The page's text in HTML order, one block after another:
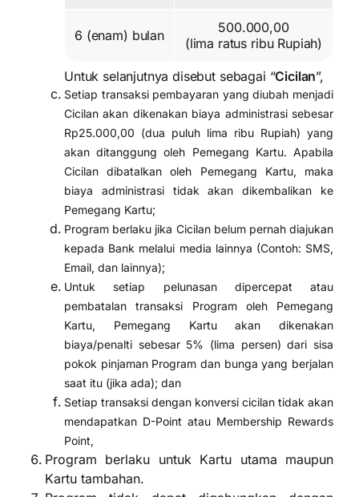
6 (enam) bulan
500.000,00
(lima ratus ribu Rupiah)
Untuk selanjutnya disebut sebagai “Cicilan”,
Setiap transaksi pembayaran yang diubah menjadi
Cicilan akan dikenakan biaya administrasi sebesar
Rp25.000,00 (dua puluh lima ribu Rupiah) yang
akan ditanggung oleh Pemegang Kartu. Apabila
Cicilan dibatalkan oleh Pemegang Kartu, maka
biaya administrasi tidak akan dikembalikan ke
Pemegang Kartu;
Program berlaku jika Cicilan belum pernah diajukan
kepada Bank melalui media lainnya (Contoh: SMS,
Email, dan lainnya);
Untuk setiap pelunasan dipercepat atau
pembatalan transaksi Program oleh Pemegang
Kartu, Pemegang Kartu akan dikenakan
biaya/penalti sebesar 5% (lima persen) dari sisa
pokok pinjaman Program dan bunga yang berjalan
saat itu (jika ada); dan
Setiap transaksi dengan konversi cicilan tidak akan
mendapatkan D-Point atau Membership Rewards
Point,
Program berlaku untuk Kartu utama maupun
Kartu tambahan.